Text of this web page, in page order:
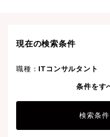
現在の検索条件
職種： ITコンサルタント
条件をす
検索条